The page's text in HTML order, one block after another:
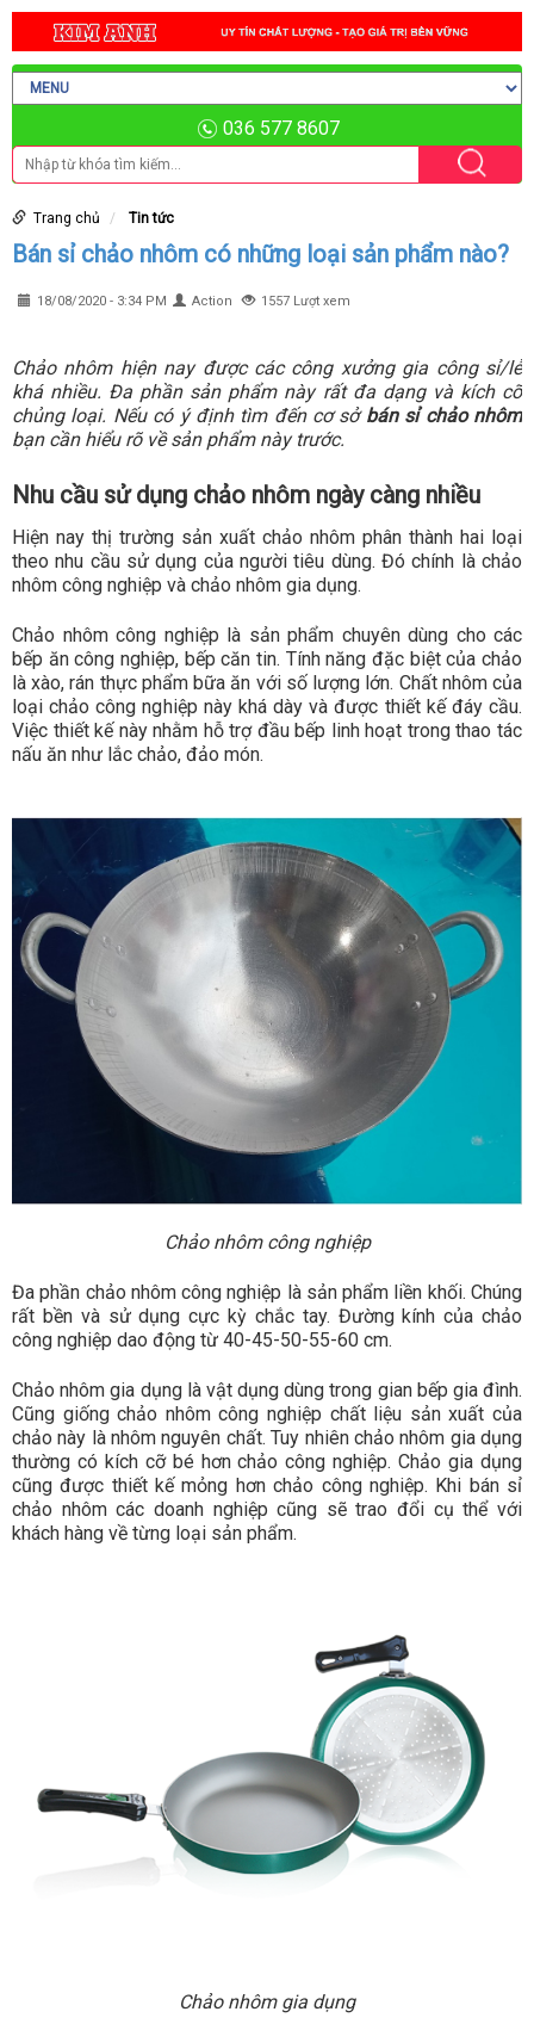
036 577 8607
Trang chủ Tin tức
Bán sỉ chảo nhôm có những loại sản phẩm nào?
18/08/2020 - 3:34 PM Action 1557 Lượt xem
Chảo nhôm hiện nay được các công xưởng gia công sỉ/lẻ
khá nhiều. Đa phần sản phẩm này rất đa dạng và kích cỡ
chủng loại. Nếu có ý định tìm đến cơ sở bán sỉ chảo nhôm
bạn cần hiểu rõ về sản phẩm này trước.
Nhu cầu sử dụng chảo nhôm ngày càng nhiều
Hiện nay thị trường sản xuất chảo nhôm phân thành hai loại
theo nhu cầu sử dụng của người tiêu dùng. Đó chính là chảo
nhôm công nghiệp và chảo nhôm gia dụng.
Chảo nhôm công nghiệp là sản phẩm chuyên dùng cho các
bếp ăn công nghiệp, bếp căn tin. Tính năng đặc biệt của chảo
là xào, rán thực phẩm bữa ăn với số lượng lớn. Chất nhôm của
loại chảo công nghiệp này khá dày và được thiết kế đáy cầu.
Việc thiết kế này nhằm hỗ trợ đầu bếp linh hoạt trong thao tác
nấu ăn như lắc chảo, đảo món.
Chảo nhôm công nghiệp
Đa phần chảo nhôm công nghiệp là sản phẩm liền khối. Chúng
rất bền và sử dụng cực kỳ chắc tay. Đường kính của chảo
công nghiệp dao động từ 40-45-50-55-60 cm.
Chảo nhôm gia dụng là vật dụng dùng trong gian bếp gia đình.
Cũng giống chảo nhôm công nghiệp chất liệu sản xuất của
chảo này là nhôm nguyên chất. Tuy nhiên chảo nhôm gia dụng
thường có kích cỡ bé hơn chảo công nghiệp. Chảo gia dụng
cũng được thiết kế mỏng hơn chảo công nghiệp. Khi bán sỉ
chảo nhôm các doanh nghiệp cũng sẽ trao đổi cụ thể với
khách hàng về từng loại sản phẩm.
Chảo nhôm gia dụng